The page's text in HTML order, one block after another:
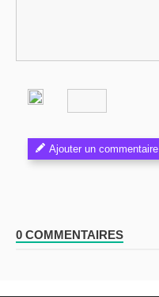
Ajouter un commentaire
0 COMMENTAIRES